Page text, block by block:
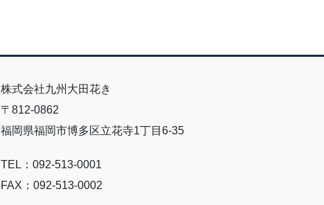
株式会社九州大田花き
〒812-0862
福岡県福岡市博多区立花寺1丁目6-35
TEL：092-513-0001
FAX：092-513-0002